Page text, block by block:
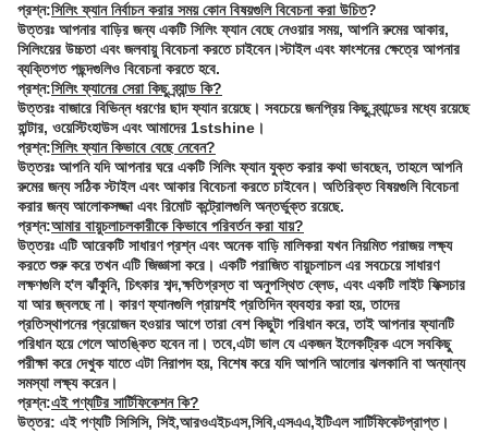
প্রশ্ন:সিলিং ফ্যান নির্বাচন করার সময় কোন বিষয়গুলি বিবেচনা করা উচিত?
উত্তরঃ আপনার বাড়ির জন্য একটি সিলিং ফ্যান বেছে নেওয়ার সময়, আপনি রুমের আকার,
সিলিংয়ের উচ্চতা এবং জলবায়ু বিবেচনা করতে চাইবেন।স্টাইল এবং ফাংশনের ক্ষেত্রে আপনার
ব্যক্তিগত পছন্দগুলিও বিবেচনা করতে হবে.
প্রশ্ন:সিলিং ফ্যানের সেরা কিছু ব্র্যান্ড কি?
উত্তরঃ বাজারে বিভিন্ন ধরণের ছাদ ফ্যান রয়েছে। সবচেয়ে জনপ্রিয় কিছু ব্র্যান্ডের মধ্যে রয়েছে
হান্টার, ওয়েস্টিংহাউস এবং আমাদের 1stshine।
প্রশ্ন:সিলিং ফ্যান কিভাবে বেছে নেবেন?
উত্তরঃ আপনি যদি আপনার ঘরে একটি সিলিং ফ্যান যুক্ত করার কথা ভাবছেন, তাহলে আপনি
রুমের জন্য সঠিক স্টাইল এবং আকার বিবেচনা করতে চাইবেন। অতিরিক্ত বিষয়গুলি বিবেচনা
করার জন্য আলোকসজ্জা এবং রিমোট কন্ট্রোলগুলি অন্তর্ভুক্ত রয়েছে.
প্রশ্ন:আমার বায়ুচলাচলকারীকে কিভাবে পরিবর্তন করা যায়?
উত্তরঃ এটি আরেকটি সাধারণ প্রশ্ন এবং অনেক বাড়ি মালিকরা যখন নিয়মিত পরাজয় লক্ষ্য
করতে শুরু করে তখন এটি জিজ্ঞাসা করে। একটি পরাজিত বায়ুচলাচল এর সবচেয়ে সাধারণ
লক্ষণগুলি হ'ল ঝাঁকুনি, চিৎকার শব্দ,ক্ষতিগ্রস্ত বা অনুপস্থিত ব্লেড, এবং একটি লাইট ফিক্সচার
যা আর জ্বলছে না। কারণ ফ্যানগুলি প্রায়শই প্রতিদিন ব্যবহার করা হয়, তাদের
প্রতিস্থাপনের প্রয়োজন হওয়ার আগে তারা বেশ কিছুটা পরিধান করে, তাই আপনার ফ্যানটি
পরিধান হয়ে গেলে আতঙ্কিত হবেন না। তবে,এটা ভাল যে একজন ইলেকট্রিক এসে সবকিছু
পরীক্ষা করে দেখুক যাতে এটা নিরাপদ হয়, বিশেষ করে যদি আপনি আলোর ঝলকানি বা অন্যান্য
সমস্যা লক্ষ্য করেন।
প্রশ্ন:এই পণ্যটির সার্টিফিকেশন কি?
উত্তর: এই পণ্যটি সিসিসি, সিই,আরওএইচএস,সিবি,এসএএ,ইটিএল সার্টিফিকেটপ্রাপ্ত।